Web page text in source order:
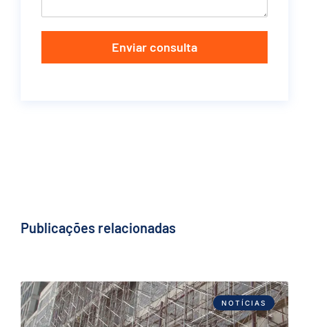
Enviar consulta
Publicações relacionadas
NOTÍCIAS